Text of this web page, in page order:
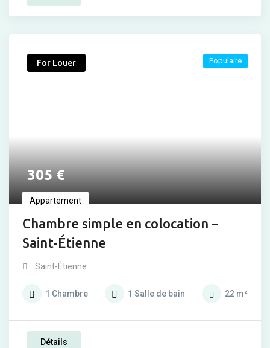
For Louer
305€
Appartement
Chambre simple en colocation –
Saint-Étienne
Populaire
Saint-Étienne
1 Chambre 1 Salle de bain 22 m²
Détails